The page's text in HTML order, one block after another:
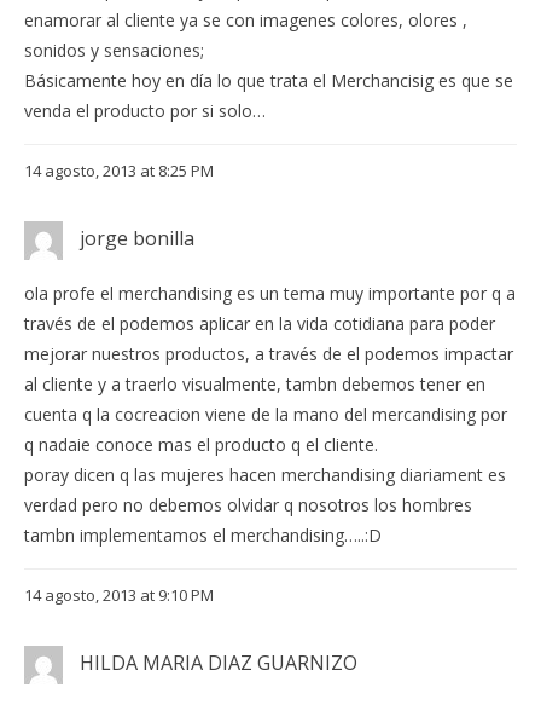
enamorar al cliente ya se con imagenes colores, olores ,
sonidos y sensaciones;
Básicamente hoy en día lo que trata el Merchancisig es que se
venda el producto por si solo…
14 agosto, 2013 at 8:25 PM
jorge bonilla
ola profe el merchandising es un tema muy importante por q a
través de el podemos aplicar en la vida cotidiana para poder
mejorar nuestros productos, a través de el podemos impactar
al cliente y a traerlo visualmente, tambn debemos tener en
cuenta q la cocreacion viene de la mano del mercandising por
q nadaie conoce mas el producto q el cliente.
poray dicen q las mujeres hacen merchandising diariament es
verdad pero no debemos olvidar q nosotros los hombres
tambn implementamos el merchandising…..:D
14 agosto, 2013 at 9:10 PM
HILDA MARIA DIAZ GUARNIZO